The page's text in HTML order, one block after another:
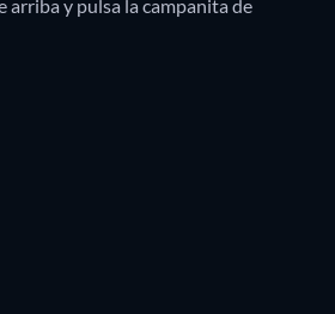
arriba y pulsa la campanita de